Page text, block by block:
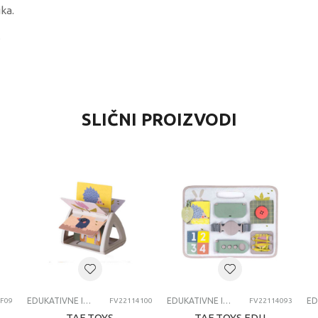
igračke za bebe
IGRACKE ZA BEBE
SLIČNI PROIZVODI
EDUKATIVNE IGRAČKE ZA BEBE FV22114100 EDUKATIVNE IGRAČKE ZA BEBE FV22114093